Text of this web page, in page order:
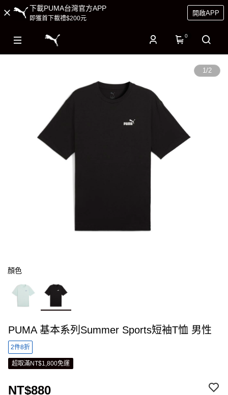
下載PUMA台灣官方APP
即獲首下載禮$200元
開啟APP
0
1/2
顏色
PUMA 基本系列Summer Sports短袖T恤 男性
2件8折
超取滿NT$1,800免運
NT$880